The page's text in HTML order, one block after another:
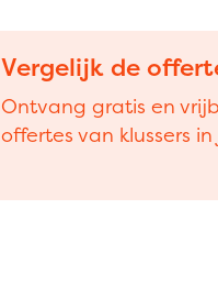
Vergelijk de
Ontvang gratis en
offertes van klussers